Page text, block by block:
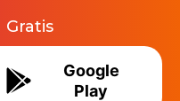
Gratis
Google
Play